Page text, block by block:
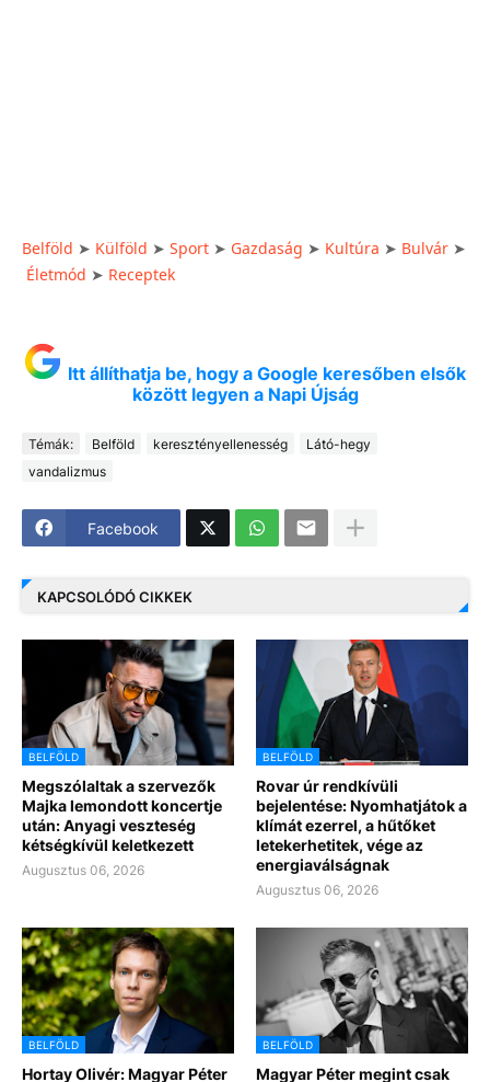
Belföld ➤ Külföld ➤ Sport ➤ Gazdaság ➤ Kultúra ➤ Bulvár ➤
Életmód ➤ Receptek
Itt állíthatja be, hogy a Google keresőben elsők
között legyen a Napi Újság
Témák: Belföld keresztényellenesség
Látó-hegy
vandalizmus
Facebook
KAPCSOLÓDÓ CIKKEK
BELFÖLD
Megszólaltak a szervezők
Majka lemondott koncertje
után: Anyagi veszteség
kétségkívül keletkezett
Augusztus 06, 2026
BELFÖLD
Rovar úr rendkívüli
bejelentése: Nyomhatjátok a
klímát ezerrel, a hűtőket
letekerhetitek, vége az
energiaválságnak
Augusztus 06, 2026
BELFÖLD
Hortay Olivér: Magyar Péter
BELFÖLD
Magyar Péter megint csak